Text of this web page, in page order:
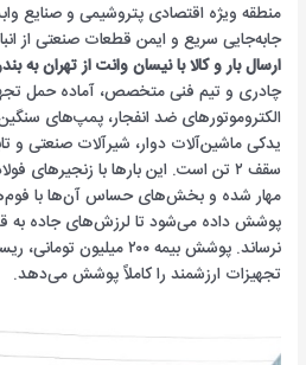
منطقه ویژه اقتصادی پتروشیمی و صنایع
جابه‌جایی سریع و ایمن قطعات صنعتی از
ارسال بار و کالا با نیسان وانت از تهران به
چادری و تیم فنی متخصص، آماده حمل
الکتروموتورهای ضد انفجار، پمپ‌های
یدکی ماشین‌آلات دوار، شیرآلات صنعتی و
سقف ۲ تن است. این بارها با زنجیرهای
مهار شده و بخش‌های حساس آن‌ها با
پوشش داده می‌شود تا لرزش‌های جاده به
نرساند. پوشش بیمه ۲۰۰
تجهیزات ارزشمند را کاملاً پوشش می‌دهد.